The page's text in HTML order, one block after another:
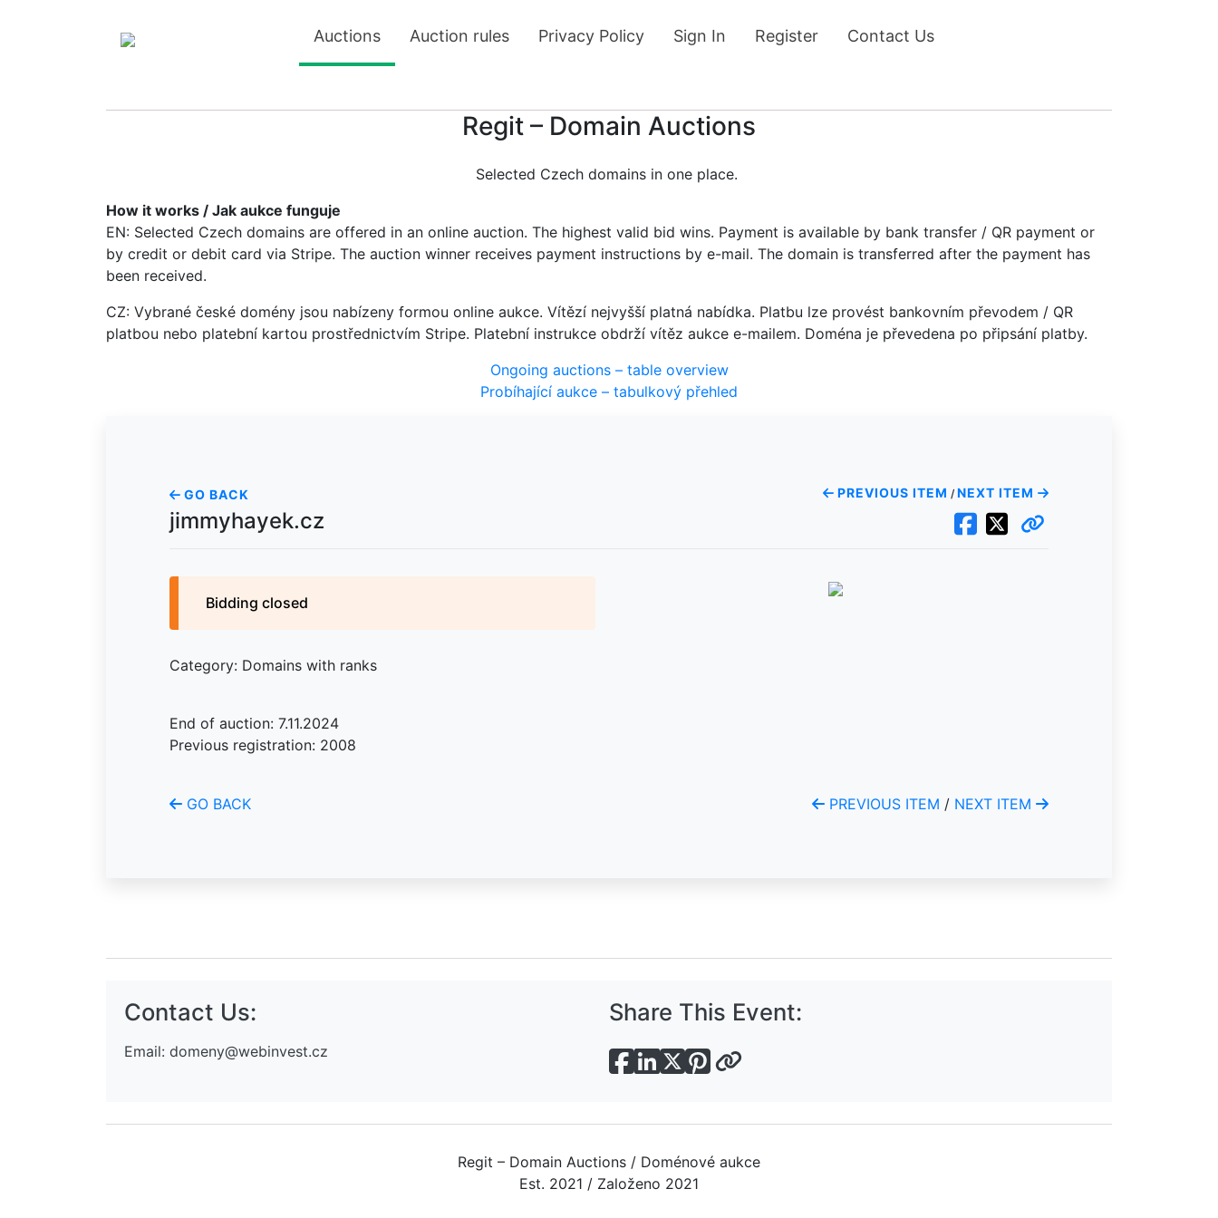
Auctions Auction rules Privacy Policy Sign In Register Contact Us
Regit – Domain Auctions
Selected Czech domains in one place.
How it works / Jak aukce funguje
EN: Selected Czech domains are offered in an online auction. The highest valid bid wins. Payment is available by bank transfer / QR payment or
by credit or debit card via Stripe. The auction winner receives payment instructions by e-mail. The domain is transferred after the payment has
been received.
CZ: Vybrané české domény jsou nabízeny formou online aukce. Vítězí nejvyšší platná nabídka. Platbu lze provést bankovním převodem / QR
platbou nebo platební kartou prostřednictvím Stripe. Platební instrukce obdrží vítěz aukce e-mailem. Doména je převedena po připsání platby.
Ongoing auctions – table overview
Probíhající aukce – tabulkový přehled
GO BACK PREVIOUS ITEM / NEXT ITEM
jimmyhayek.cz
Bidding closed
Category: Domains with ranks
End of auction: 7.11.2024
Previous registration: 2008
GO BACK PREVIOUS ITEM / NEXT ITEM
Contact Us:
Email: domeny@webinvest.cz
Share This Event:
Regit – Domain Auctions / Doménové aukce
Est. 2021 / Založeno 2021